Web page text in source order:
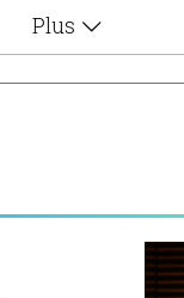
Plus